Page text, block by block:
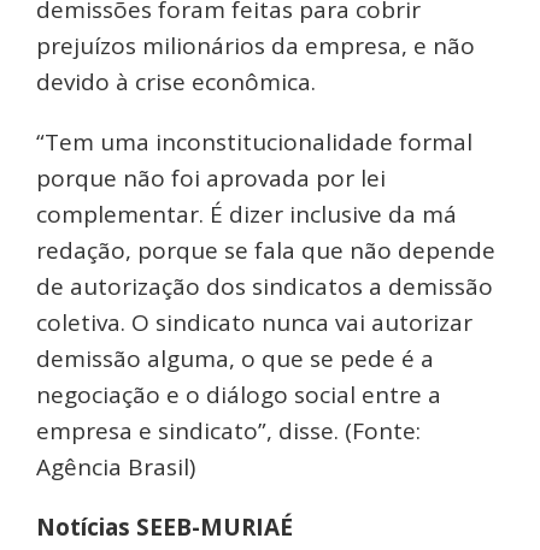
demissões foram feitas para cobrir
prejuízos milionários da empresa, e não
devido à crise econômica.
“Tem uma inconstitucionalidade formal
porque não foi aprovada por lei
complementar. É dizer inclusive da má
redação, porque se fala que não depende
de autorização dos sindicatos a demissão
coletiva. O sindicato nunca vai autorizar
demissão alguma, o que se pede é a
negociação e o diálogo social entre a
empresa e sindicato”, disse. (Fonte:
Agência Brasil)
Notícias SEEB-MURIAÉ